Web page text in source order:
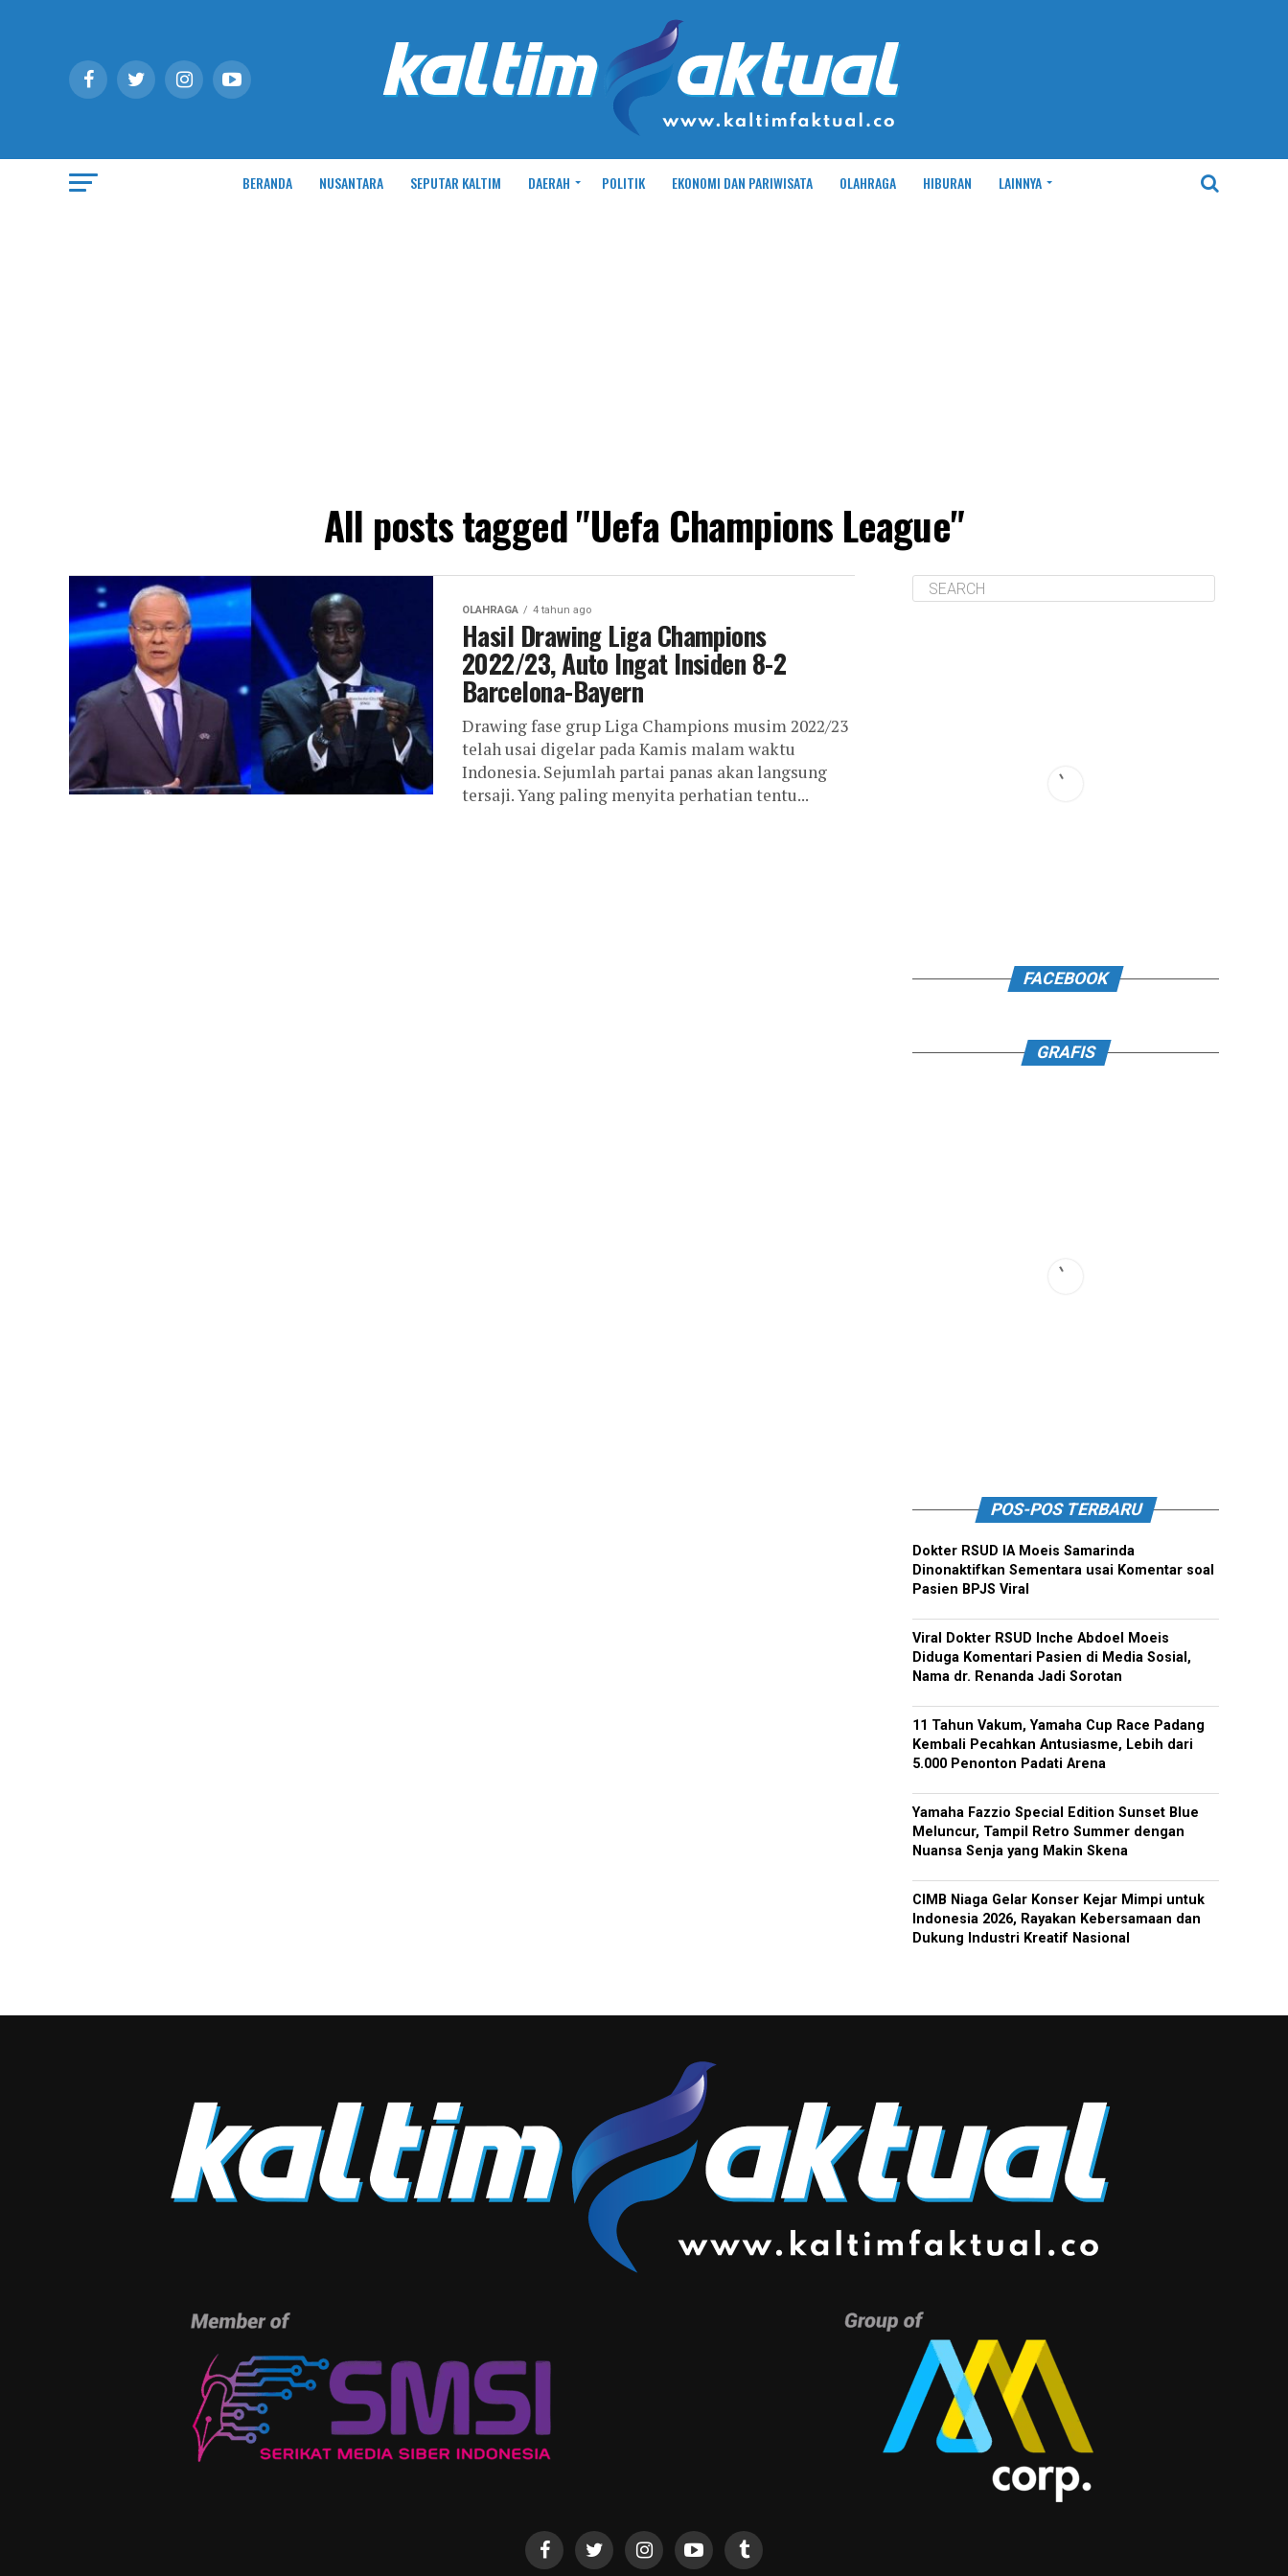
BERANDA NUSANTARA SEPUTAR KALTIM DAERAH POLITIK EKONOMI DAN PARIWISATA OLAHRAGA HIBURAN LAINNYA
All posts tagged "Uefa Champions League"
OLAHRAGA 4 tahun ago
Hasil Drawing Liga Champions
2022/23, Auto Ingat Insiden 8-2
Barcelona-Bayern
Drawing fase grup Liga Champions musim 2022/23
telah usai digelar pada Kamis malam waktu
Indonesia. Sejumlah partai panas akan langsung
tersaji. Yang paling menyita perhatian tentu...
FACEBOOK
GRAFIS
POS-POS TERBARU
Dokter RSUD IA Moeis Samarinda
Dinonaktifkan Sementara usai Komentar soal
Pasien BPJS Viral
Viral Dokter RSUD Inche Abdoel Moeis
Diduga Komentari Pasien di Media Sosial,
Nama dr. Renanda Jadi Sorotan
11 Tahun Vakum, Yamaha Cup Race Padang
Kembali Pecahkan Antusiasme, Lebih dari
5.000 Penonton Padati Arena
Yamaha Fazzio Special Edition Sunset Blue
Meluncur, Tampil Retro Summer dengan
Nuansa Senja yang Makin Skena
CIMB Niaga Gelar Konser Kejar Mimpi untuk
Indonesia 2026, Rayakan Kebersamaan dan
Dukung Industri Kreatif Nasional